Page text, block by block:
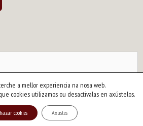
gallego. Dibujante de humor y caricaturista
|info@siroartista.com| Aviso legal y política de
privacidad
a mellor experiencia na nosa web.
cookies utilizamos ou desactivalas en axústelos.
cookies Axustes